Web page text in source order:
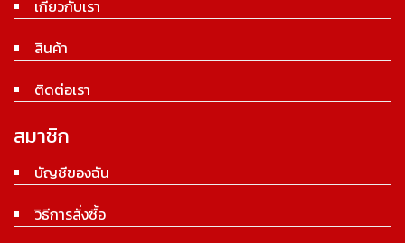
เกี่ยวกับเรา
สินค้า
ติดต่อเรา
สมาชิก
บัญชีของฉัน
วิธีการสั่งซื้อ